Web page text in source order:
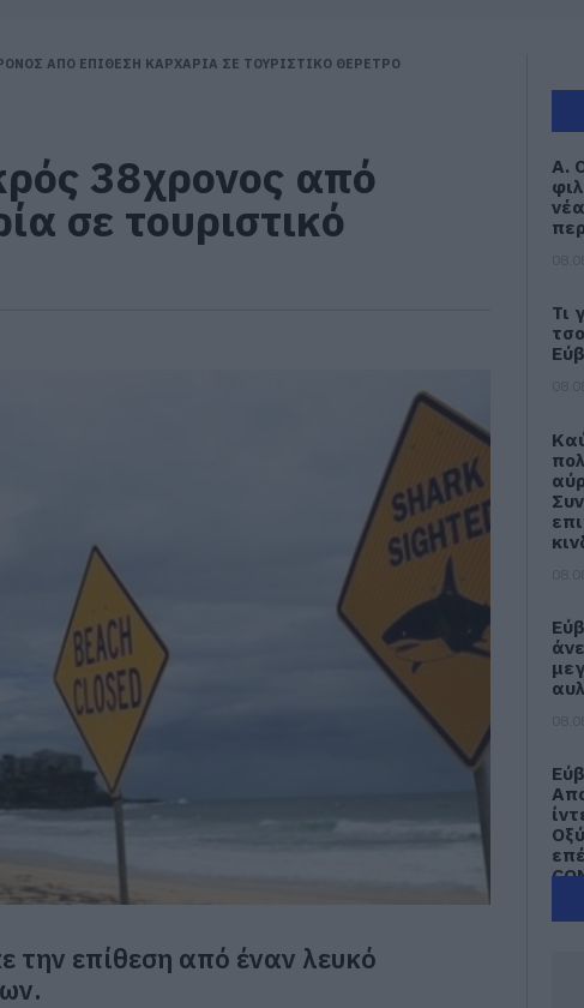
ΑΠΟ ΕΠΙΘΕΣΗ ΚΑΡΧΑΡΙΑ ΣΕ ΤΟΥΡΙΣΤΙΚΟ ΘΕΡΕΤΡΟ
38χρονος από
σε τουριστικό
την επίθεση από έναν λευκό
Α.
Τι